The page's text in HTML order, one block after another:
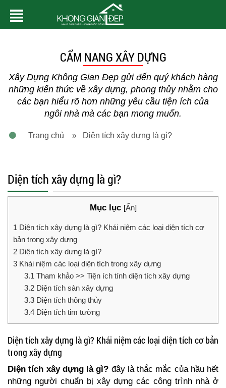
CẨM NANG XÂY DỰNG
Xây Dựng Không Gian Đẹp gửi đến quý khách hàng
những kiến thức về xây dựng, phong thủy nhằm cho
các bạn hiểu rõ hơn những yêu cầu tiện ích của
ngôi nhà mà các bạn mong muốn.
Trang chủ » Diện tích xây dựng là gì?
Diện tích xây dựng là gì?
Mục lục [Ẩn]
1 Diện tích xây dựng là gì? Khái niệm các loại diện tích cơ
bản trong xây dựng
2 Diện tích xây dựng là gì?
3 Khái niệm các loại diện tích trong xây dựng
3.1 Tham khảo >> Tiện ích tính diện tích xây dựng
3.2 Diện tích sàn xây dựng
3.3 Diện tích thông thủy
3.4 Diện tích tim tường
Diện tích xây dựng là gì? Khái niệm các loại diện tích cơ bản
trong xây dựng
Diện tích xây dựng là gì? đây là thắc mắc của hầu hết
những người chuẩn bị xây dựng các công trình nhà ở